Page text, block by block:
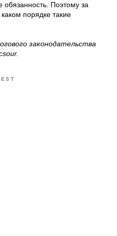
обязанность. Поэтому за
порядке такие
законодательства